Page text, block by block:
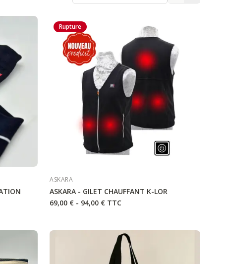
Rupture
ASKARA
ASKARA - GILET CHAUFFANT K-LOR
69,00 € - 94,00 € TTC